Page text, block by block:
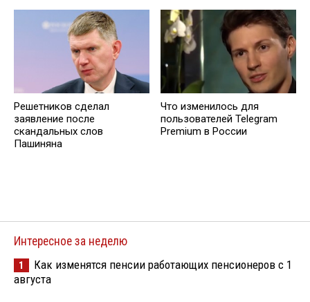
Решетников cделал
заявление после
скандальных слов
Пашиняна
Что изменилось для
пользователей Telegram
Premium в России
Интересное за неделю
1
Как изменятся пенсии работающих пенсионеров с 1
августа